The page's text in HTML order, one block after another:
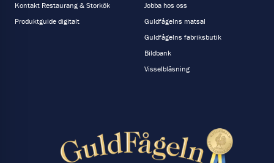
Kontakt Restaurang & Storkök
Produktguide digitalt
Jobba hos oss
Guldfågelns matsal
Guldfågelns fabriksbutik
Bildbank
Visselblåsning